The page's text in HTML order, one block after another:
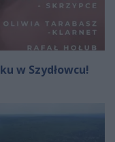
w Szydłowcu!